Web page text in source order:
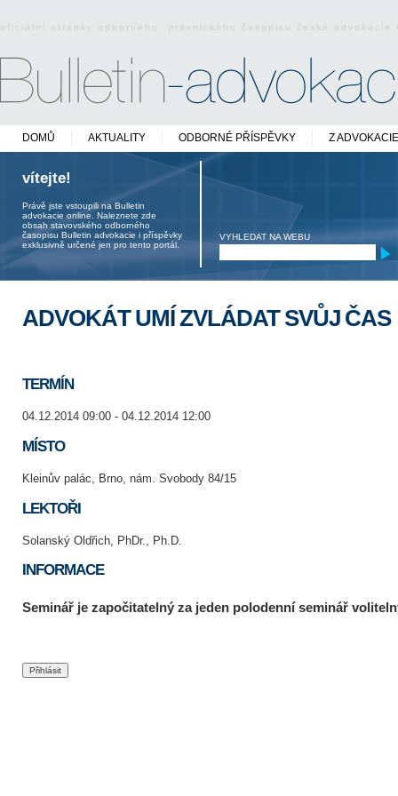
oficiální stránky odborného právnického časopisu české
DOMŮ AKTUALITY ODBORNÉ PŘÍSPĚVKY Z ADVOKACIE
vítejte!
Právě jste vstoupili na Bulletin
advokacie online. Naleznete zde
obsah stavovského odborného
časopisu Bulletin advokacie i příspěvky
exklusivně určené jen pro tento portál.
VYHLEDAT NA WEBU
ADVOKÁT UMÍ ZVLÁDAT SVŮJ ČAS
TERMÍN
04.12.2014 09:00 - 04.12.2014 12:00
MÍSTO
Kleinův palác, Brno, nám. Svobody 84/15
LEKTOŘI
Solanský Oldřich, PhDr., Ph.D.
INFORMACE
Seminář je započitatelný za jeden polodenní seminář